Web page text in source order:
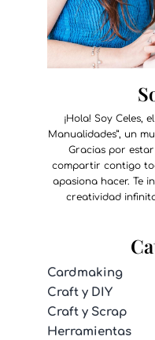
¡Hola! Soy Celes,
Manualidades”, un
Gracias por
compartir contigo
apasiona hacer. Te
creatividad
Cardmaking
Craft y DIY
Craft y Scrap
Herramientas